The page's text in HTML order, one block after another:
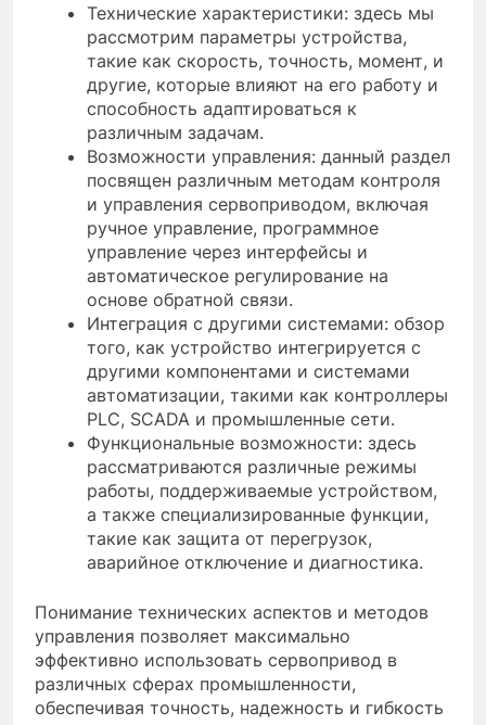
Технические характеристики: здесь мы
рассмотрим параметры устройства,
такие как скорость, точность, момент, и
другие, которые влияют на его работу и
способность адаптироваться к
различным задачам.
Возможности управления: данный раздел
посвящен различным методам контроля
и управления сервоприводом, включая
ручное управление, программное
управление через интерфейсы и
автоматическое регулирование на
основе обратной связи.
Интеграция с другими системами: обзор
того, как устройство интегрируется с
другими компонентами и системами
автоматизации, такими как контроллеры
PLC, SCADA и промышленные сети.
Функциональные возможности: здесь
рассматриваются различные режимы
работы, поддерживаемые устройством,
а также специализированные функции,
такие как защита от перегрузок,
аварийное отключение и диагностика.
Понимание технических аспектов и методов
управления позволяет максимально
эффективно использовать сервопривод в
различных сферах промышленности,
обеспечивая точность, надежность и гибкость